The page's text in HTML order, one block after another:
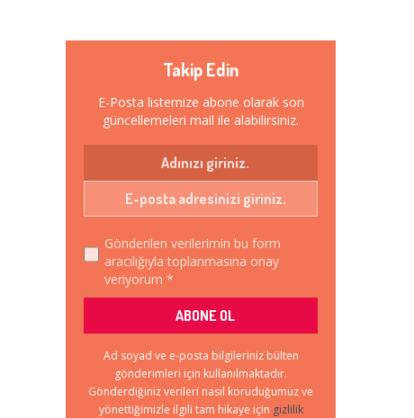
Takip Edin
E-Posta listemize abone olarak son
güncellemeleri mail ile alabilirsiniz.
Gönderilen verilerimin bu form
aracılığıyla toplanmasına onay
veriyorum *
Ad soyad ve e-posta bilgileriniz bülten
gönderimleri için kullanılmaktadır.
Gönderdiğiniz verileri nasıl koruduğumuz ve
yönettiğimizle ilgili tam hikaye için gizlilik